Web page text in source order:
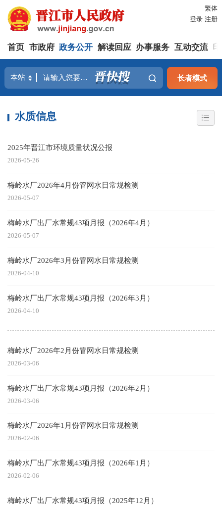
繁体
登录 注册
首页 市政府 政务公开 解读回应 办事服务 互动交流
长者模式
水质信息
2025年晋江市环境质量状况公报
2026-05-26
梅岭水厂2026年4月份管网水日常规检测
2026-05-07
梅岭水厂出厂水常规43项月报（2026年4月）
2026-05-07
梅岭水厂2026年3月份管网水日常规检测
2026-04-10
梅岭水厂出厂水常规43项月报（2026年3月）
2026-04-10
梅岭水厂2026年2月份管网水日常规检测
2026-03-06
梅岭水厂出厂水常规43项月报（2026年2月）
2026-03-06
梅岭水厂2026年1月份管网水日常规检测
2026-02-06
梅岭水厂出厂水常规43项月报（2026年1月）
2026-02-06
梅岭水厂出厂水常规43项月报（2025年12月）